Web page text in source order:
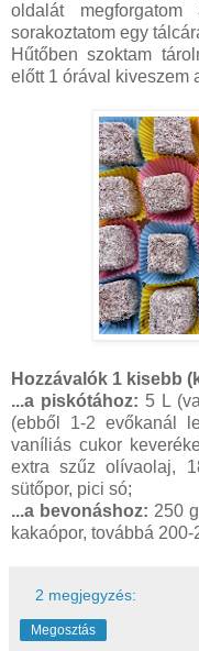
oldalát
sorakoztatom egy
Hűtőben szoktam
előtt 1 órával kiveszem
Hozzávalók 1 kisebb
...a piskótához: 5 L
(ebből 1-2 evőkanál
vaníliás cukor
extra szűz olívaolaj,
sütőpor, pici só;
...a bevonáshoz: 250
kakaópor, továbbá
2 megjegyzés:
Megosztás